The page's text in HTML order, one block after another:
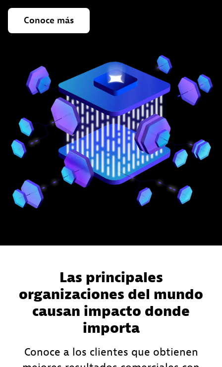
Conoce más
Las principales
organizaciones del mundo
causan impacto donde
importa
Conoce a los clientes que obtienen